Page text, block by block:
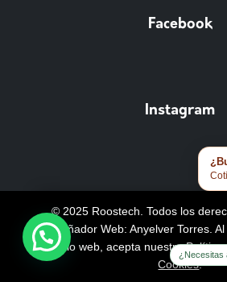
Facebook
Instagram
© 2025 Roostech. Todos los
Diseñador Web: Anyelver Torres .
sitio web, acepta nuestraPolítica
Cookies.
¿Necesitas